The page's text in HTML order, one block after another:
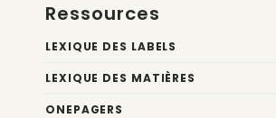
Ressources
LEXIQUE DES LABELS
LEXIQUE DES MATIÈRES
ONEPAGERS